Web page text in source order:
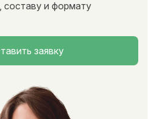
составу и формату
заявку